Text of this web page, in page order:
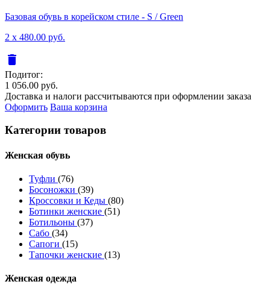
Базовая обувь в корейском стиле - S / Green
2 x 480.00 руб.
delete
Подитог:
1 056.00 руб.
Доставка и налоги рассчитываются при оформлении заказа
Оформить Ваша корзина
Категории товаров
Женcкая обувь
Туфли (76)
Босоножки (39)
Кроссовки и Кеды (80)
Ботинки женские (51)
Ботильоны (37)
Сабо (34)
Сапоги (15)
Тапочки женские (13)
Женская одежда